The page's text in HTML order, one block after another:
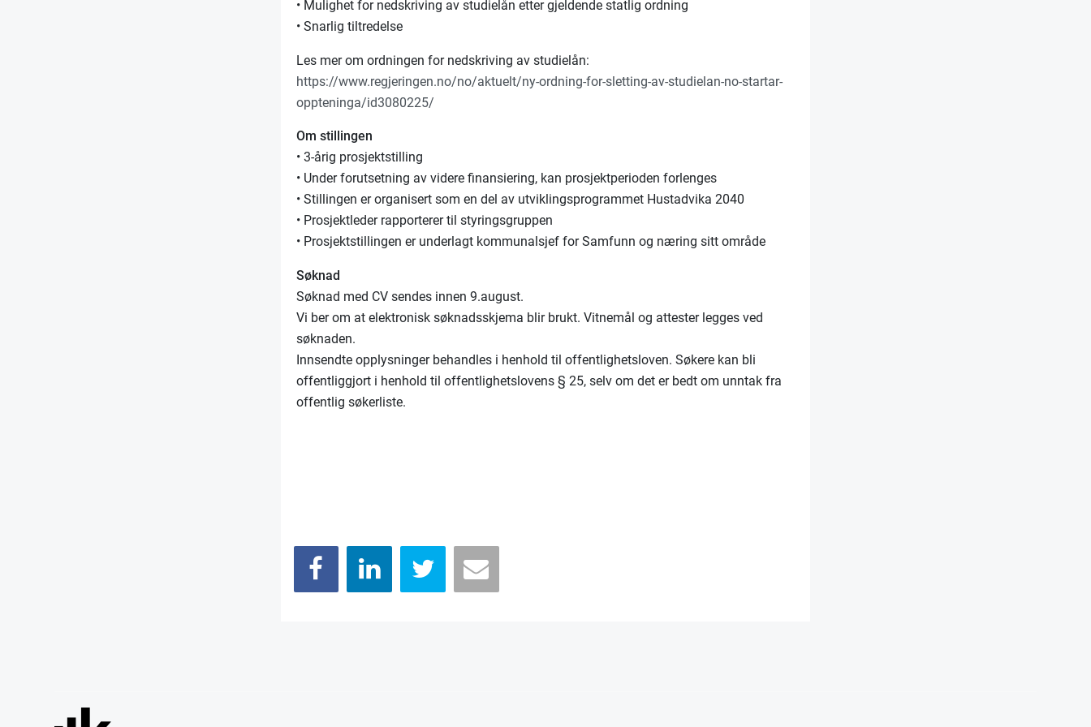
• Mulighet for nedskriving av studielån etter gjeldende statlig ordning
• Snarlig tiltredelse
Les mer om ordningen for nedskriving av studielån:
https://www.regjeringen.no/no/aktuelt/ny-ordning-for-sletting-av-studielan-no-startar-
oppteninga/id3080225/
Om stillingen
• 3-årig prosjektstilling
• Under forutsetning av videre finansiering, kan prosjektperioden forlenges
• Stillingen er organisert som en del av utviklingsprogrammet Hustadvika 2040
• Prosjektleder rapporterer til styringsgruppen
• Prosjektstillingen er underlagt kommunalsjef for Samfunn og næring sitt område
Søknad
Søknad med CV sendes innen 9.august.
Vi ber om at elektronisk søknadsskjema blir brukt. Vitnemål og attester legges ved
søknaden.
Innsendte opplysninger behandles i henhold til offentlighetsloven. Søkere kan bli
offentliggjort i henhold til offentlighetslovens § 25, selv om det er bedt om unntak fra
offentlig søkerliste.